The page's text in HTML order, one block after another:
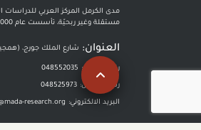
مدى الكرمل المركز العربي
مستقلة وغير ربحيّة، تأسست عام 2000 ومقرّها في مدينة حيفا.
العنوان: شارع الملك جورج، (همجينيم 90) ص.ب. 9435 حيفا
رقم الهاتف : 048552035
رقم الفاكس: 048525973
البريد الالكتروني: research.org